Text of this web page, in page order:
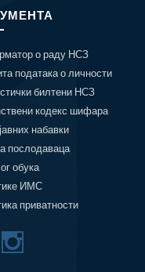
о раду НСЗ
података о личности
билтени НСЗ
кодекс шифара
набавки
послодаваца
обука
ИМС
приватности